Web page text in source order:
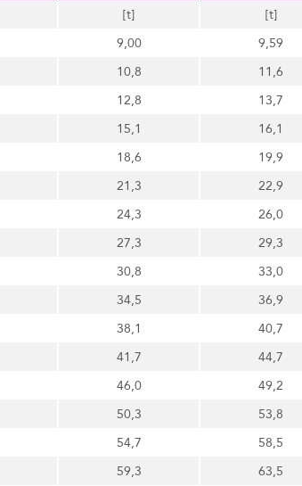
[t]
[t]
9,00
9,59
10,8
11,6
12,8
13,7
15,1
16,1
18,6
19,9
21,3
22,9
24,3
26,0
27,3
29,3
30,8
33,0
34,5
36,9
38,1
40,7
41,7
44,7
46,0
49,2
50,3
53,8
54,7
58,5
59,3
63,5